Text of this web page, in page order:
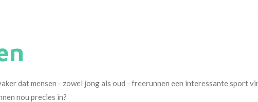
dat mensen - zowel jong als oud - freerunnen een interessante sport
nou precies in?